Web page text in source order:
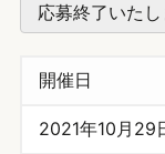
応募終了いたし
開催日
2021年10月29